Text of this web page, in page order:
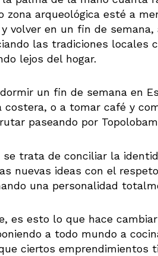
zona arqueológica esté a
volver en un fin de
las tradiciones locales
lejos del hogar.
un fin de semana en
o a tomar café y
paseando por
se trata de conciliar la
nuevas ideas con el
una personalidad
es esto lo que hace
a todo mundo a
ciertos emprendimientos